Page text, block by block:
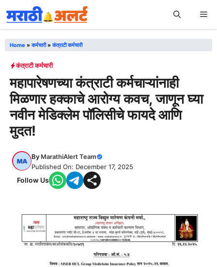
to
content
Home »कर्मचारी»कंत्राटी कर्मचारी
कंत्राटी कर्मचारी
महापारेषणच्या कंत्राटी कर्मचाऱ्यांनाही
मिळणार हक्काचे आरोग्य कवच, जाणून घ्या
नवीन मेडिक्लेम पॉलिसीचे फायदे आणि
मुदत!
By MarathiAlert Team
Published On: December 17, 2025
Follow Us